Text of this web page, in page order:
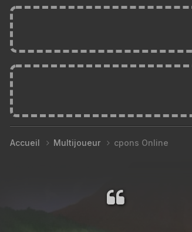
Accueil Multijoueur cpons Online